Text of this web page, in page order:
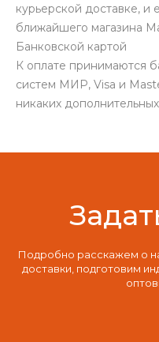
курьерской доставке, и
ближайшего магазина
Банковской картой
К оплате принимаются
систем МИР, Visa и
никаких
Подробно расскажем о
доставки, подготовим